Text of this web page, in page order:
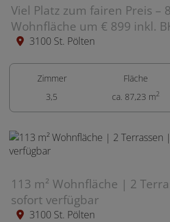
Viel Platz zum fairen Preis –
Wohnfläche um € 899 inkl.
3100 St. Pölten
Zimmer
3,5
Fläche
ca. 87,23 m2
113 m² Wohnfläche | 2
sofort verfügbar
3100 St. Pölten